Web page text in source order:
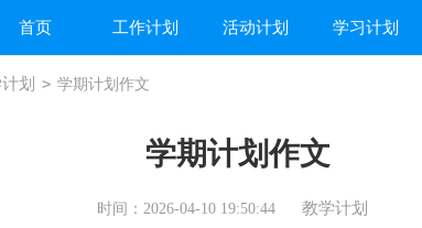
首页 工作计划 活动计划 学习计划
划 > 学期计划作文
学期计划作文
时间：2026-04-10 19:50:44 教学计划